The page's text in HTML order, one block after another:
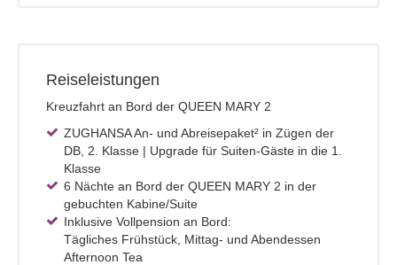
Reiseleistungen
Kreuzfahrt an Bord der QUEEN MARY 2
ZUGHANSA An- und Abreisepaket² in Zügen der
DB, 2. Klasse | Upgrade für Suiten-Gäste in die 1.
Klasse
6 Nächte an Bord der QUEEN MARY 2 in der
gebuchten Kabine/Suite
Inklusive Vollpension an Bord:
Tägliches Frühstück, Mittag- und Abendessen
Afternoon Tea